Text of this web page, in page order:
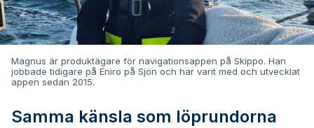
Magnus är produktägare för navigationsappen på Skippo. Han
jobbade tidigare på Eniro på Sjön och har varit med och utvecklat
appen sedan 2015.
Samma känsla som löprundorna